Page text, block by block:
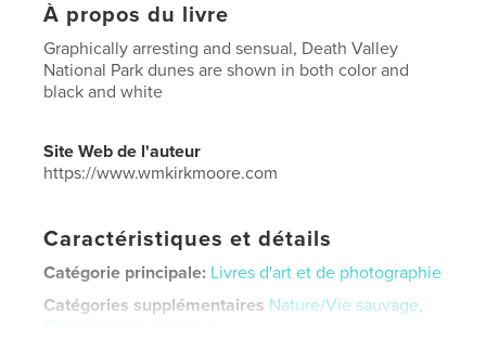
À propos du livre
Graphically arresting and sensual, Death Valley
National Park dunes are shown in both color and
black and white
Site Web de l'auteur
https://www.wmkirkmoore.com
Caractéristiques et détails
Catégorie principale: Livres d'art et de photographie
Catégories supplémentaires Nature/Vie sauvage,
Photographie artistique